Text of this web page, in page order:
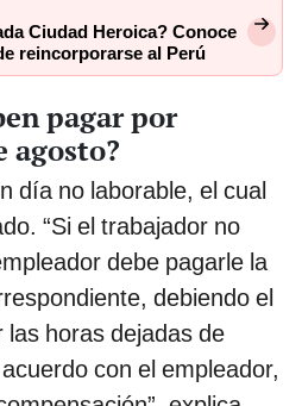
Ciudad Heroica? Conoce
reincorporarse al Perú
pagar por
agosto?
día no laborable, el cual
“Si el trabajador no
debe pagarle la
debiendo el
horas dejadas de
con el empleador,